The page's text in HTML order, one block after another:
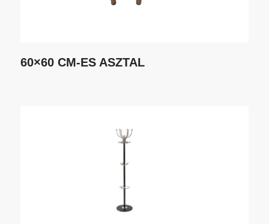
60×60 CM-ES ASZTAL